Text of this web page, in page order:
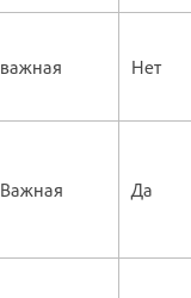
важная Нет
Важная Да